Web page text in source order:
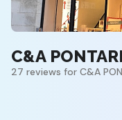
C&A
27 reviews for C&A